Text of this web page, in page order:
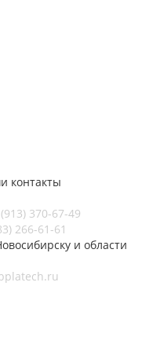
контакты
370-67-49
266-61-61
и области